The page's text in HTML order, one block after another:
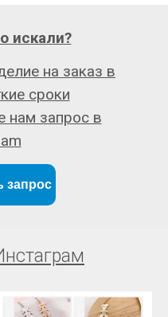
запрос
на заказ в
сроки
нам запрос в
искали?